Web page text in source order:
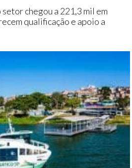
chegou a 221,3 mil em
qualificação e apoio a